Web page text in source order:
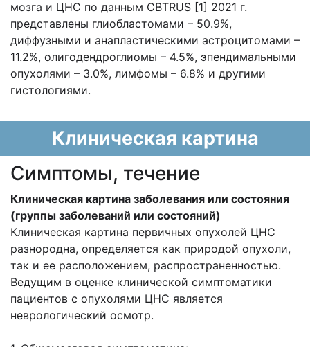
мозга и ЦНС по данным CBTRUS [1] 2021 г.
представлены глиобластомами – 50.9%,
диффузными и анапластическими астроцитомами –
11.2%, олигодендроглиомы – 4.5%, эпендимальными
опухолями – 3.0%, лимфомы – 6.8% и другими
гистологиями.
Клиническая картина
Cимптомы, течение
Клиническая картина заболевания или состояния
(группы заболеваний или состояний)
Клиническая картина первичных опухолей ЦНС
разнородна, определяется как природой опухоли,
так и ее расположением, распространенностью.
Ведущим в оценке клинической симптоматики
пациентов с опухолями ЦНС является
неврологический осмотр.